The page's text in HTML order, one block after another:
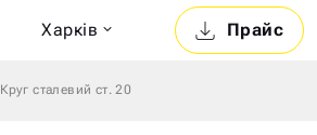
Прайс
Харкiв
Круг сталевий ст. 20